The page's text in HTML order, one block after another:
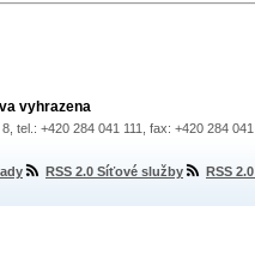
vyhrazena
tel.: +420 284 041 111, fax: +420 284
RSS 2.0 Síťové služby RSS